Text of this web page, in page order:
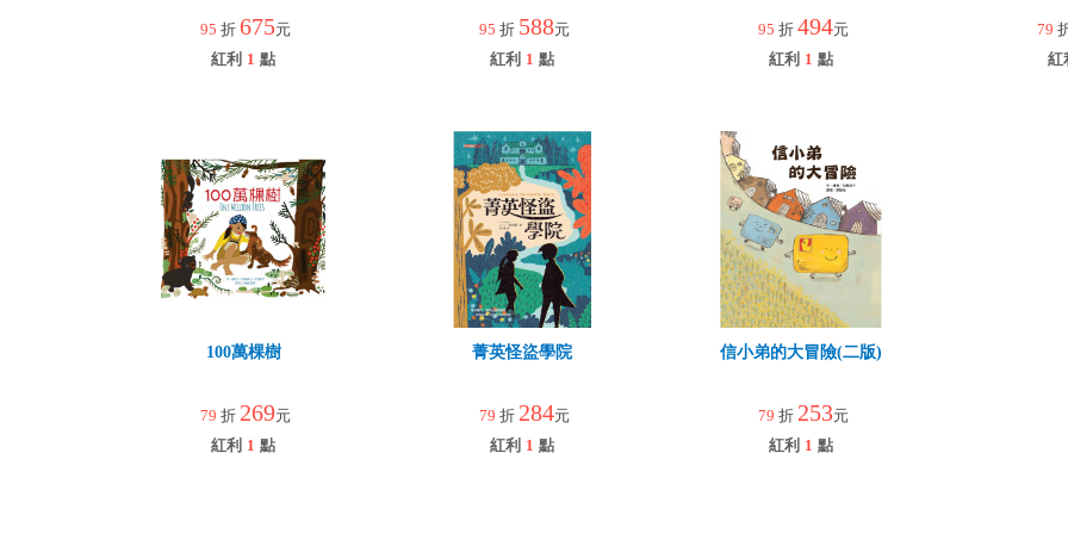
95 折 675元
紅利 1 點
95 折 588元
紅利 1 點
95 折 494元
紅利 1 點
79
紅
100萬棵樹
79 折 269元
紅利 1 點
菁英怪盜學院
79 折 284元
紅利 1 點
信小弟的大冒險(二版)
79 折 253元
紅利 1 點